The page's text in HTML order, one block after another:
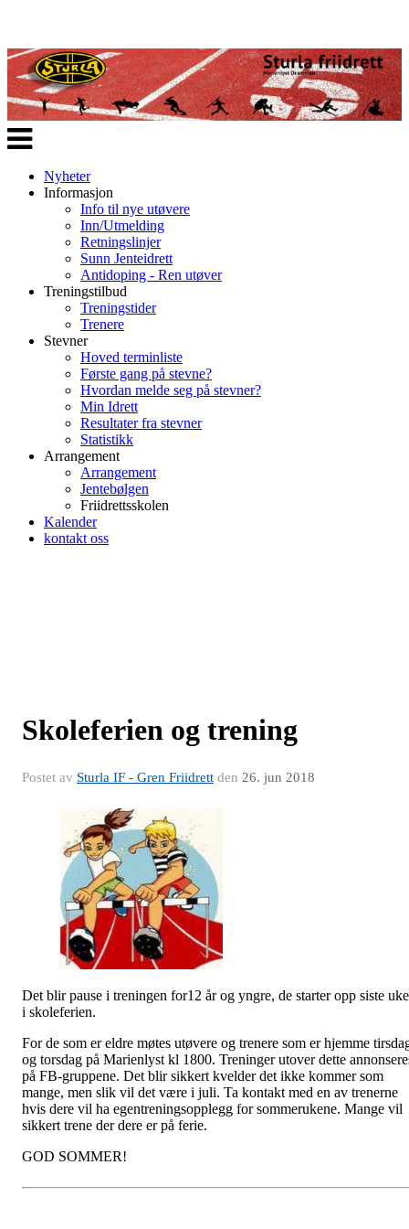
Veksle
navigasjon
Nyheter
Informasjon
Info til nye utøvere
Inn/Utmelding
Retningslinjer
Sunn Jenteidrett
Antidoping - Ren utøver
Treningstilbud
Treningstider
Trenere
Stevner
Hoved terminliste
Første gang på stevne?
Hvordan melde seg på stevner?
Min Idrett
Resultater fra stevner
Statistikk
Arrangement
Arrangement
Jentebølgen
Friidrettsskolen
Kalender
kontakt oss
Skoleferien og trening
Postet av Sturla IF - Gren Friidrett den 26. jun 2018
Det blir pause i treningen for12 år og yngre, de starter opp siste
i skoleferien.
For de som er eldre møtes utøvere og trenere som er hjemme
og torsdag på Marienlyst kl 1800. Treninger utover dette
på FB-gruppene. Det blir sikkert kvelder det ikke kommer som
mange, men slik vil det være i juli. Ta kontakt med en av trenerne
hvis dere vil ha egentreningsopplegg for sommerukene. Mange vil
sikkert trene der dere er på ferie.
GOD SOMMER!